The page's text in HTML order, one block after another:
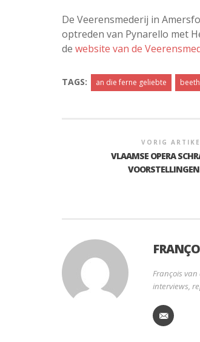
De Veerensmederij in
optreden van Pynarello met
de website van de
TAGS: an die ferne geliebte
VORIG
VLAAMSE OPERA
François
interviews,